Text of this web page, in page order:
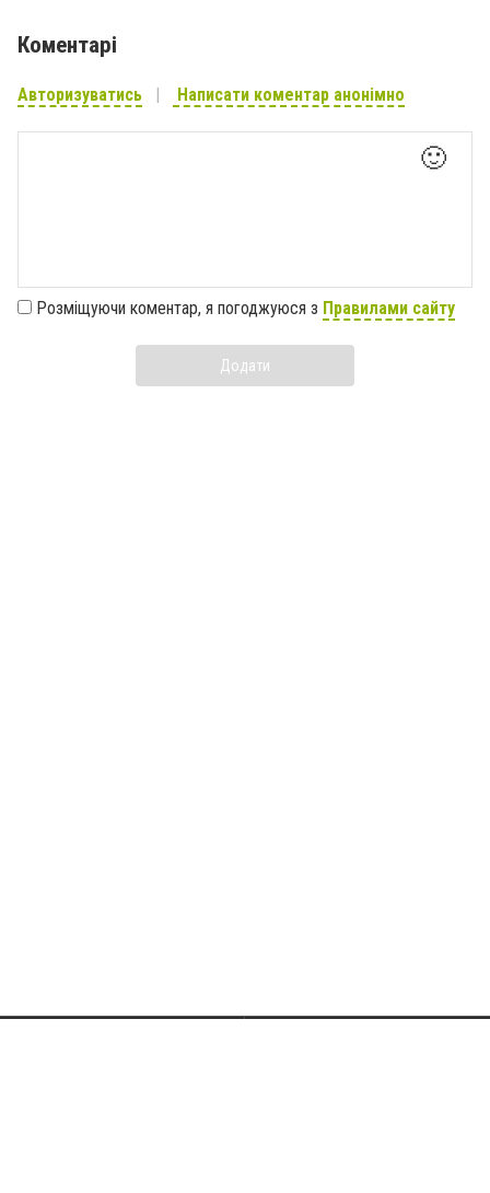
Коментарі
Авторизуватись Написати коментар анонімно
🙂
Розміщуючи коментар, я погоджуюся з Правилами сайту
Додати